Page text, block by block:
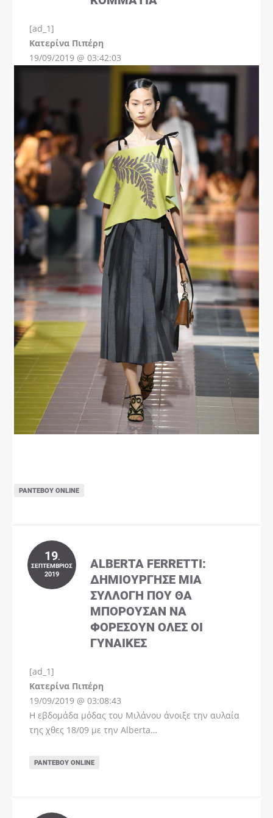
[ad_1]
Kατερίνα Πιπέρη
19/09/2019 @ 03:42:03
ΡΑΝΤΕΒΟΎ ONLINE
19.
ΣΕΠΤΈΜΒΡΙΟΣ
2019
ALBERTA FERRETTI:
ΔΗΜΙΟΎΡΓΗΣΕ ΜΊΑ
ΣΥΛΛΟΓΉ ΠΟΥ ΘΑ
ΜΠΟΡΟΎΣΑΝ ΝΑ
ΦΟΡΈΣΟΥΝ ΌΛΕΣ ΟΙ
ΓΥΝΑΊΚΕΣ
[ad_1]
Kατερίνα Πιπέρη
19/09/2019 @ 03:08:43
Η εβδομάδα μόδας του Μιλάνου άνοιξε την αυλαία
της χθες 18/09 με την Alberta…
ΡΑΝΤΕΒΟΎ ONLINE